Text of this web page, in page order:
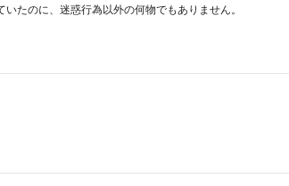
たのに、迷惑行為以外の何物でもありません。